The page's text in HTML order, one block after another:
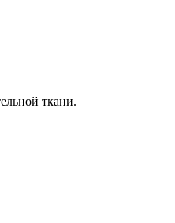
ткани.